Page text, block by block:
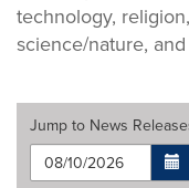
technology,
science/nature,
Jump to News